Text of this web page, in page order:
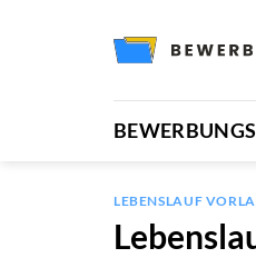
LEBENSLAUF